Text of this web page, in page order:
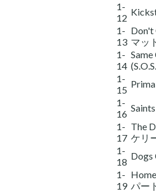
1-
12
1-
13
Don't
マッ
1-
14
1-
15
1-
16
1-
17
The
ケリ
1-
18
Dogs
1-
19 パー